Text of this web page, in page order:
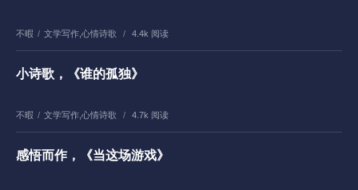
不暇 / 文学写作 心情诗歌 / 4.4k 阅读
小诗歌，《谁的孤独》
不暇 / 文学写作 心情诗歌 / 4.7k 阅读
感悟而作，《当这场游戏》